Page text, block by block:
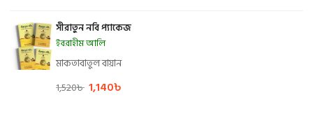
সীরাতুন নবি প্যাকেজ
ইবরাহীম আলি
মাকতাবাতুল বায়ান
1,520৳ 1,140৳